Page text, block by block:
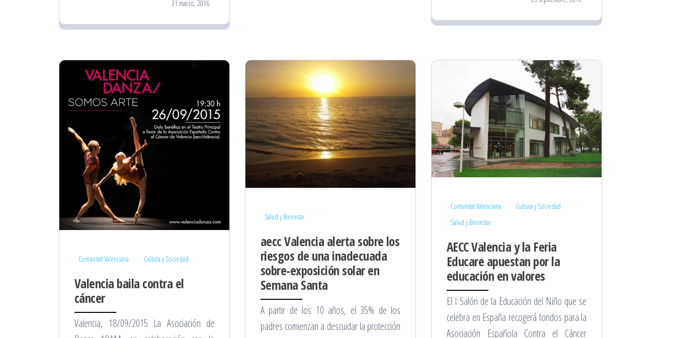
31 marzo, 2016
Comunitat Valenciana Cultura y Sociedad
Valencia baila contra el
cáncer
Valencia, 18/09/2015 La Asociación de
Salud y Bienestar
aecc Valencia alerta sobre los
riesgos de una inadecuada
sobre-exposición solar en
Semana Santa
A partir de los 10 años, el 35% de los
padres comienzan a descuidar la protección
Comunitat Valenciana
Cultura y Sociedad
Salud y Bienestar
AECC Valencia y la Feria
Educare apuestan por la
educación en valores
El I Salón de la Educación del Niño que se
celebra en España recogerá fondos para la
Asociación Española Contra el Cáncer